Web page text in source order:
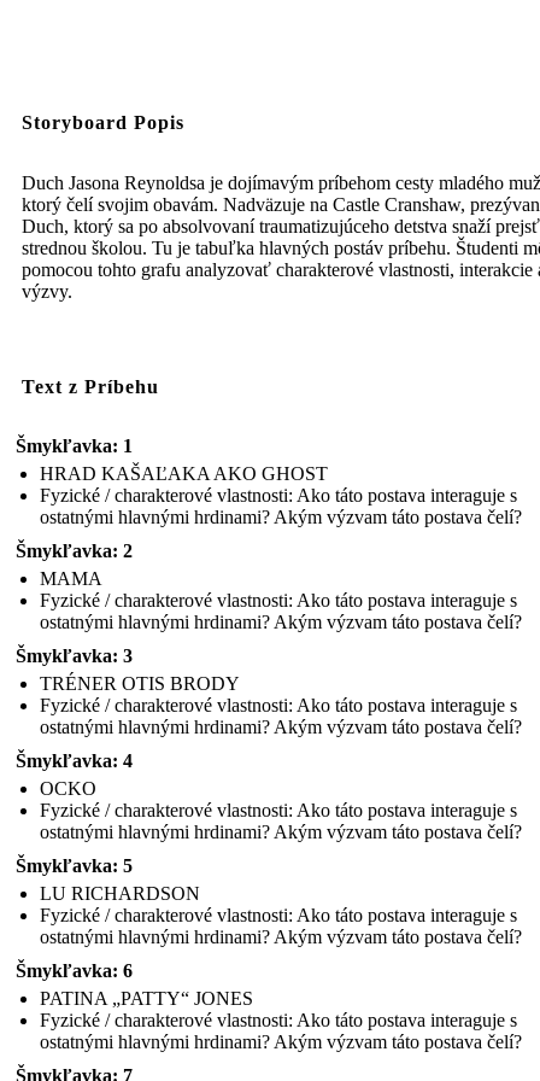
Storyboard Popis
Duch Jasona Reynoldsa je dojímavým príbehom cesty mladého
ktorý čelí svojim obavám. Nadväzuje na Castle Cranshaw,
Duch, ktorý sa po absolvovaní traumatizujúceho detstva snaží prejsť
strednou školou. Tu je tabuľka hlavných postáv príbehu. Študenti
pomocou tohto grafu analyzovať charakterové vlastnosti, interakcie
výzvy.
Text z Príbehu
Šmykľavka: 1
HRAD KAŠAĽAKA AKO GHOST
Fyzické / charakterové vlastnosti: Ako táto postava interaguje s
ostatnými hlavnými hrdinami? Akým výzvam táto postava čelí?
Šmykľavka: 2
MAMA
Fyzické / charakterové vlastnosti: Ako táto postava interaguje s
ostatnými hlavnými hrdinami? Akým výzvam táto postava čelí?
Šmykľavka: 3
TRÉNER OTIS BRODY
Fyzické / charakterové vlastnosti: Ako táto postava interaguje s
ostatnými hlavnými hrdinami? Akým výzvam táto postava čelí?
Šmykľavka: 4
OCKO
Fyzické / charakterové vlastnosti: Ako táto postava interaguje s
ostatnými hlavnými hrdinami? Akým výzvam táto postava čelí?
Šmykľavka: 5
LU RICHARDSON
Fyzické / charakterové vlastnosti: Ako táto postava interaguje s
ostatnými hlavnými hrdinami? Akým výzvam táto postava čelí?
Šmykľavka: 6
PATINA „PATTY“ JONES
Fyzické / charakterové vlastnosti: Ako táto postava interaguje s
ostatnými hlavnými hrdinami? Akým výzvam táto postava čelí?
Šmykľavka: 7